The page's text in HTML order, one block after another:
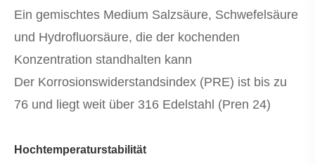
Ein gemischtes Medium Salzsäure, Schwefelsäure
und Hydrofluorsäure, die der kochenden
Konzentration standhalten kann
Der Korrosionswiderstandsindex (PRE) ist bis zu
76 und liegt weit über 316 Edelstahl (Pren 24)
Hochtemperaturstabilität